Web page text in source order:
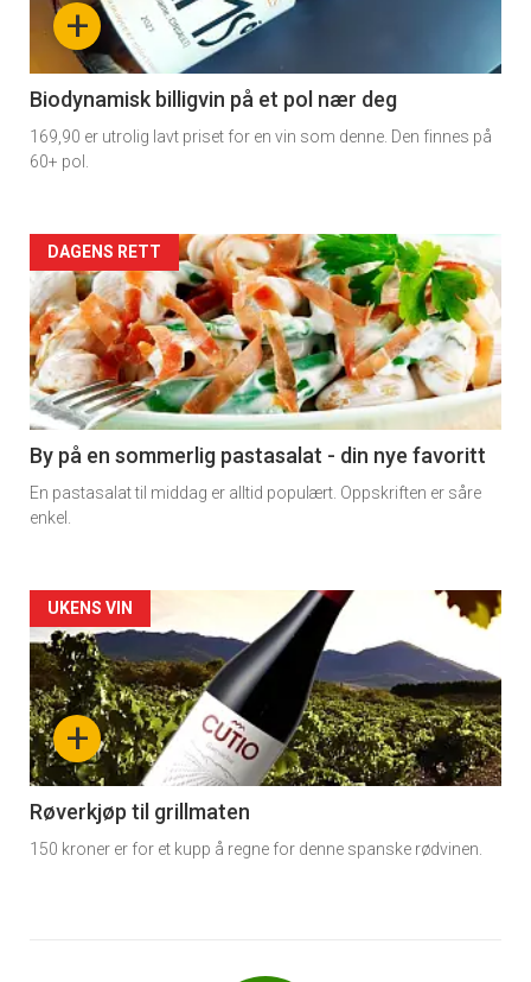
4
+
Biodynamisk billigvin på et pol nær deg
169,90 er utrolig lavt priset for en vin som denne. Den finnes på
60+ pol.
Forsiden
akkurat
nå
-
5
DAGENS RETT
By på en sommerlig pastasalat - din nye favoritt
En pastasalat til middag er alltid populært. Oppskriften er såre
enkel.
Forsiden
akkurat
nå
-
6
+
UKENS VIN
Røverkjøp til grillmaten
150 kroner er for et kupp å regne for denne spanske rødvinen.